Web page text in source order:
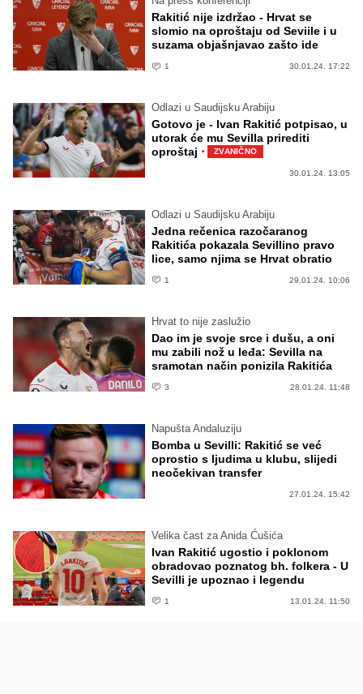
Rakitić nije izdržao - Hrvat se
slomio na oproštaju od Seviile i u
suzama objašnjavao zašto ide
1 30.01.24. 17:22
Odlazi u Saudijsku Arabiju
Gotovo je - Ivan Rakitić potpisao, u
utorak će mu Sevilla prirediti
oproštaj · ZVANIČNO
30.01.24. 13:05
Odlazi u Saudijsku Arabiju
Jedna rečenica razočaranog
Rakitića pokazala Sevillino pravo
lice, samo njima se Hrvat obratio
1 29.01.24. 10:06
Hrvat to nije zaslužio
Dao im je svoje srce i dušu, a oni
mu zabili nož u leđa: Sevilla na
sramotan način ponizila Rakitića
3 28.01.24. 11:48
Napušta Andaluziju
Bomba u Sevilli: Rakitić se već
oprostio s ljudima u klubu, slijedi
neočekivan transfer
27.01.24. 15:42
Velika čast za Anida Ćušića
Ivan Rakitić ugostio i poklonom
obradovao poznatog bh. folkera - U
Sevilli je upoznao i legendu
1 13.01.24. 11:50